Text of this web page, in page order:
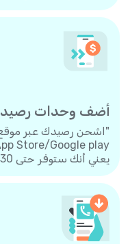
أضف وحدات رصيد
يعني أنك ستوفر حتى 30%. "